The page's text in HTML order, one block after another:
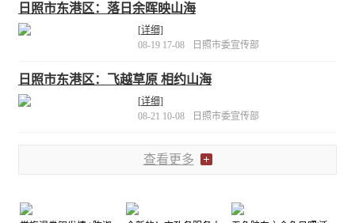
日照市东港区：落日余晖映山海
[详细]
08-19 17-08
日照市委宣传部
日照市东港区：飞越草原 相约山海
[详细]
08-21 10-08
日照市委宣传部
查看更多